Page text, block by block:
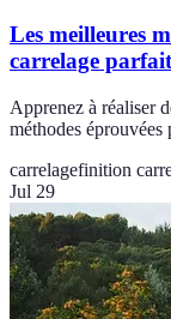
Les meilleures
carrelage parfait
Apprenez à réaliser
méthodes éprouvées
carrelagefinition
Jul 29